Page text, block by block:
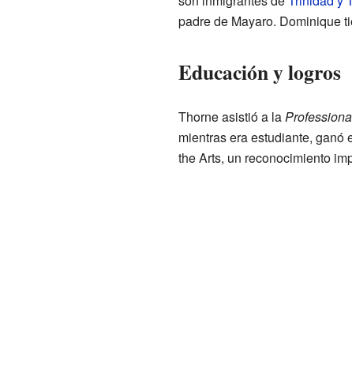
padre de Mayaro. Dominique
Educación y logros
Thorne asistió a la
mientras era estudiante, ganó
the Arts, un reconocimiento